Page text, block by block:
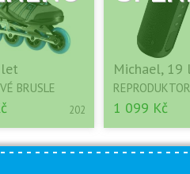
let
BRUSLE
202
Michael, 19
REPRODUKTOR
1 099 Kč